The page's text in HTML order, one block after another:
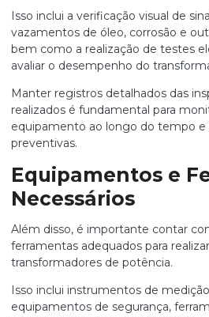
Isso inclui a verificação visual de
vazamentos de óleo, corrosão e
bem como a realização de testes
avaliar o desempenho do
Manter registros detalhados das
realizados é fundamental para
equipamento ao longo do tempo e
preventivas.
Equipamentos e
Necessários
Além disso, é importante contar
ferramentas adequados para
transformadores de potência.
Isso inclui instrumentos de
equipamentos de segurança,